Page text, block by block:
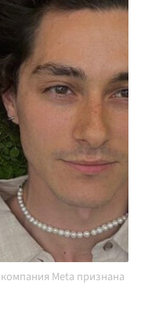
Meta признана